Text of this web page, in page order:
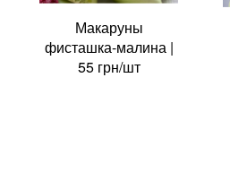
Макаруны
фисташка-малина |
55 грн/шт